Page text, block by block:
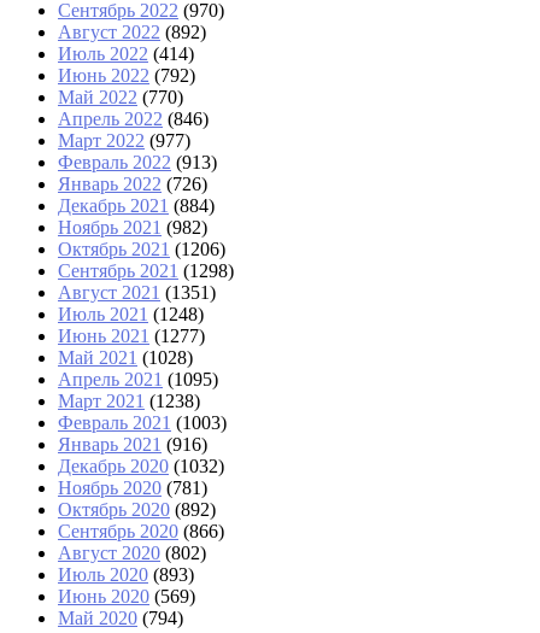
Сентябрь 2022 (970)
Август 2022 (892)
Июль 2022 (414)
Июнь 2022 (792)
Май 2022 (770)
Апрель 2022 (846)
Март 2022 (977)
Февраль 2022 (913)
Январь 2022 (726)
Декабрь 2021 (884)
Ноябрь 2021 (982)
Октябрь 2021 (1206)
Сентябрь 2021 (1298)
Август 2021 (1351)
Июль 2021 (1248)
Июнь 2021 (1277)
Май 2021 (1028)
Апрель 2021 (1095)
Март 2021 (1238)
Февраль 2021 (1003)
Январь 2021 (916)
Декабрь 2020 (1032)
Ноябрь 2020 (781)
Октябрь 2020 (892)
Сентябрь 2020 (866)
Август 2020 (802)
Июль 2020 (893)
Июнь 2020 (569)
Май 2020 (794)